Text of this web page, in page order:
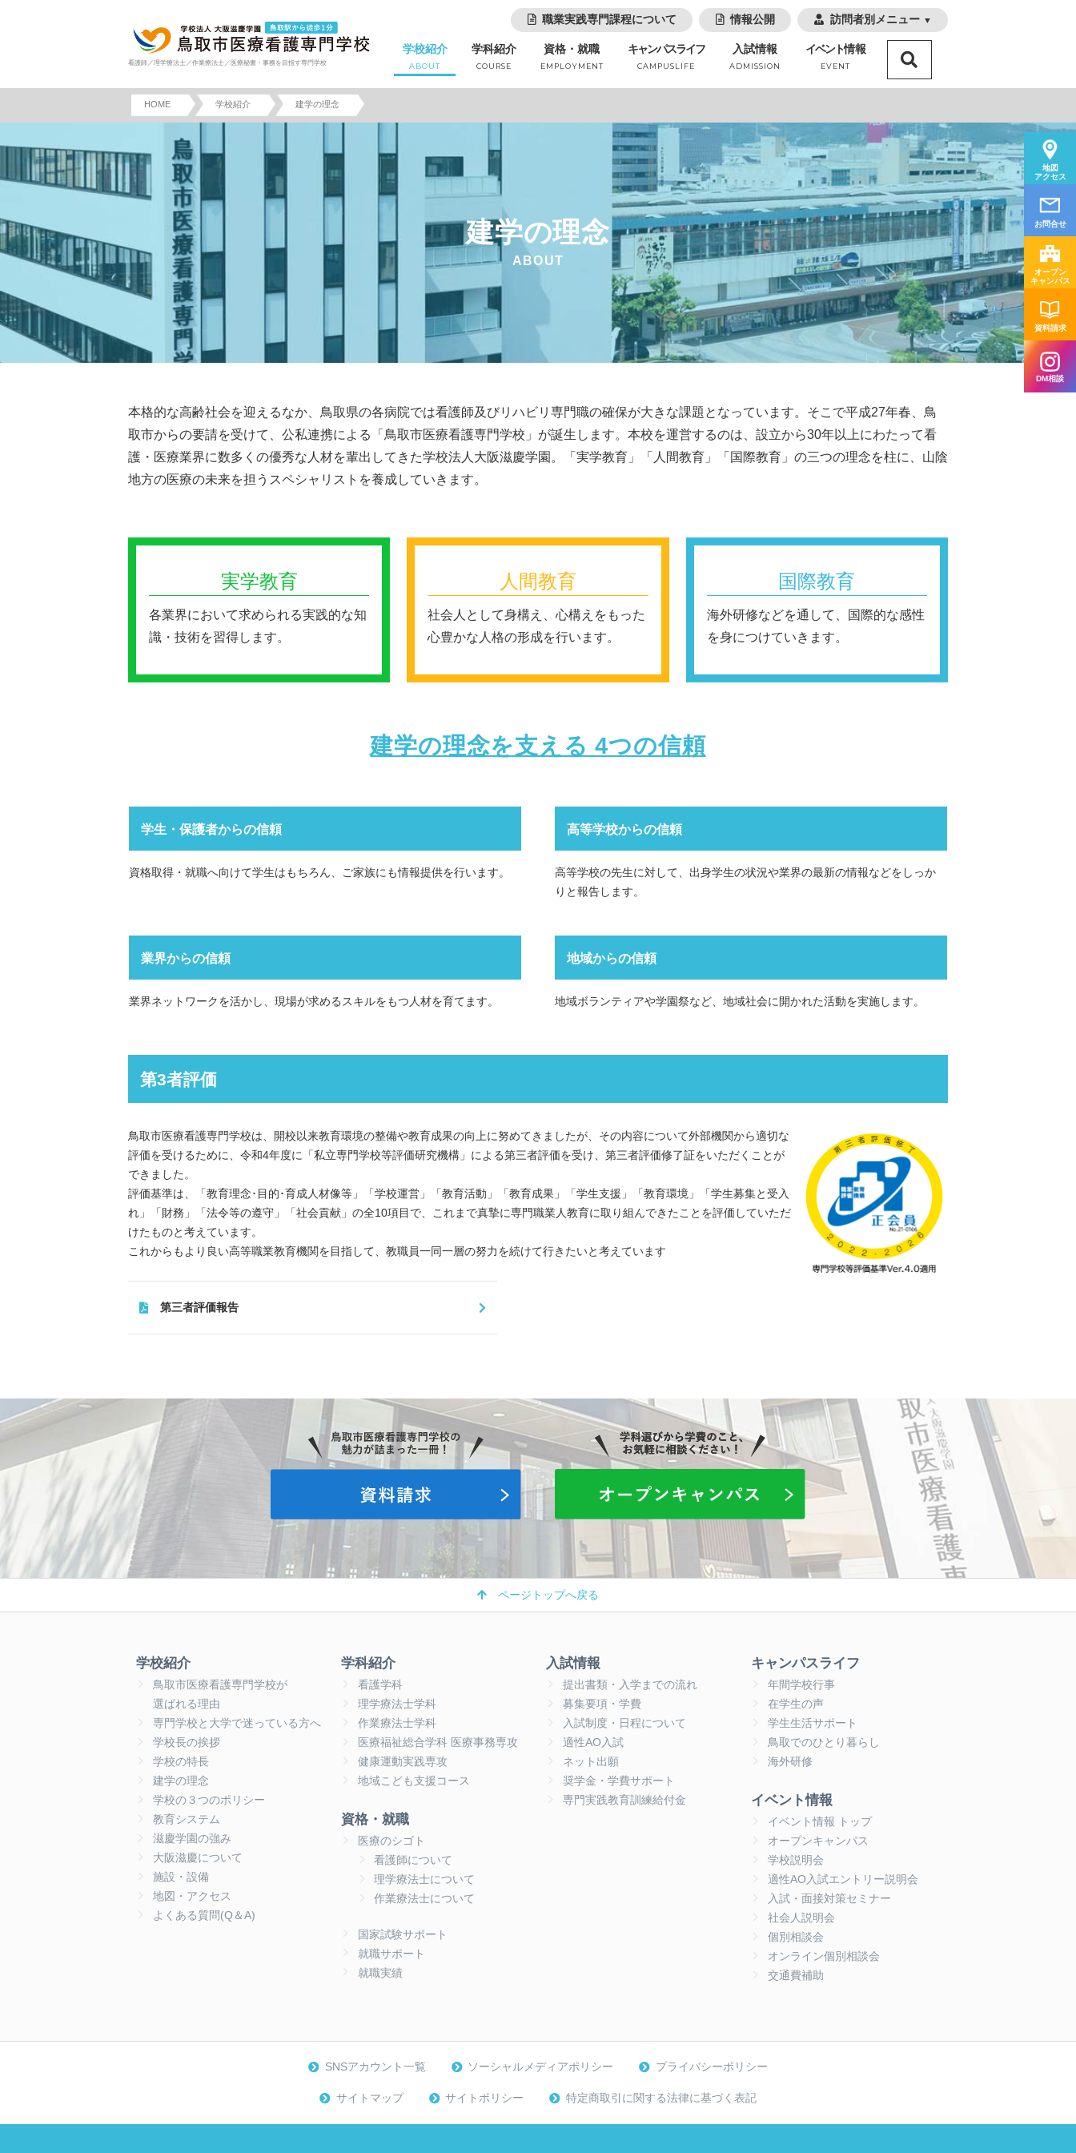
職業実践専門課程について 情報公開 訪問者別メニュー ▼
看護師／理学療法士／作業療法士／医療秘書・事務を目指す専門学校
学校紹介
ABOUT
学科紹介
COURSE
資格・就職
EMPLOYMENT
キャンパスライフ
CAMPUSLIFE
入試情報
ADMISSION
イベント情報
EVENT
HOME 学校紹介 建学の理念
建学の理念
ABOUT
本格的な高齢社会を迎えるなか、鳥取県の各病院では看護師及びリハビリ専門職の確保が大きな課題となっています。そこで平成27年春、鳥
取市からの要請を受けて、公私連携による「鳥取市医療看護専門学校」が誕生します。本校を運営するのは、設立から30年以上にわたって看
護・医療業界に数多くの優秀な人材を輩出してきた学校法人大阪滋慶学園。「実学教育」「人間教育」「国際教育」の三つの理念を柱に、山陰
地方の医療の未来を担うスペシャリストを養成していきます。
実学教育
各業界において求められる実践的な知
識・技術を習得します。
人間教育
社会人として身構え、心構えをもった
心豊かな人格の形成を行います。
国際教育
海外研修などを通して、国際的な感性
を身につけていきます。
建学の理念を支える 4つの信頼
学生・保護者からの信頼
資格取得・就職へ向けて学生はもちろん、ご家族にも情報提供を行います。
高等学校からの信頼
高等学校の先生に対して、出身学生の状況や業界の最新の情報などをしっか
りと報告します。
業界からの信頼
業界ネットワークを活かし、現場が求めるスキルをもつ人材を育てます。
地域からの信頼
地域ボランティアや学園祭など、地域社会に開かれた活動を実施します。
第3者評価
鳥取市医療看護専門学校は、開校以来教育環境の整備や教育成果の向上に努めてきましたが、その内容について外部機関から適切な
評価を受けるために、令和4年度に「私立専門学校等評価研究機構」による第三者評価を受け、第三者評価修了証をいただくことが
できました。
評価基準は、「教育理念･目的･育成人材像等」「学校運営」「教育活動」「教育成果」「学生支援」「教育環境」「学生募集と受入
れ」「財務」「法令等の遵守」「社会貢献」の全10項目で、これまで真摯に専門職業人教育に取り組んできたことを評価していただ
けたものと考えています。
これからもより良い高等職業教育機関を目指して、教職員一同一層の努力を続けて行きたいと考えています
第三者評価報告
地図
アクセス
お問合せ
オープン
キャンパス
資料請求
DM相談
ページトップへ戻る
学校紹介
鳥取市医療看護専門学校が
選ばれる理由
専門学校と大学で迷っている方へ
学校長の挨拶
学校の特長
建学の理念
学校の３つのポリシー
教育システム
滋慶学園の強み
大阪滋慶について
施設・設備
地図・アクセス
よくある質問(Q＆A)
学科紹介
看護学科
理学療法士学科
作業療法士学科
医療福祉総合学科 医療事務専攻
健康運動実践専攻
地域こども支援コース
資格・就職
医療のシゴト
看護師について
理学療法士について
作業療法士について
国家試験サポート
就職サポート
就職実績
入試情報
提出書類・入学までの流れ
募集要項・学費
入試制度・日程について
適性AO入試
ネット出願
奨学金・学費サポート
専門実践教育訓練給付金
キャンパスライフ
年間学校行事
在学生の声
学生生活サポート
鳥取でのひとり暮らし
海外研修
イベント情報
イベント情報 トップ
オープンキャンパス
学校説明会
適性AO入試エントリー説明会
入試・面接対策セミナー
社会人説明会
個別相談会
オンライン個別相談会
交通費補助
SNSアカウント一覧 ソーシャルメディアポリシー プライバシーポリシー
サイトマップ サイトポリシー 特定商取引に関する法律に基づく表記